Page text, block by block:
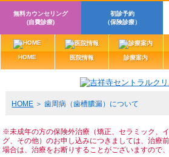
無料カウンセリング
(自費診療)
初診予約
（保険診療）
HOME 医院情報 診療案内
HOME 歯周病（歯槽膿漏）について
※未成年の方の保険外治療（矯正、セラミック、
グ、その他）のお申し込みにつきましては、治療
場合は、治療をお断りすることがございますので